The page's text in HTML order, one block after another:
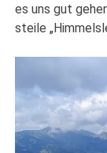
es uns gut
steile